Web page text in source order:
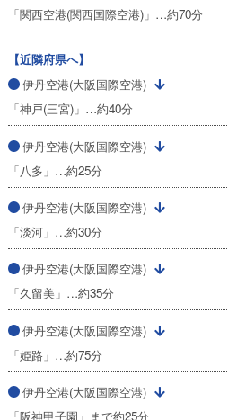
「関西空港(関西国際空港)」…約70分
【近隣府県へ】
伊丹空港(大阪国際空港)
「神戸(三宮)」…約40分
伊丹空港(大阪国際空港)
「八多」…約25分
伊丹空港(大阪国際空港)
「淡河」…約30分
伊丹空港(大阪国際空港)
「久留美」…約35分
伊丹空港(大阪国際空港)
「姫路」…約75分
伊丹空港(大阪国際空港)
「阪神甲子園」まで約25分